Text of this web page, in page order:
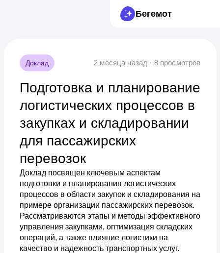
Бегемот
Доклад 2 месяца назад · 8 просмотров
Подготовка и планирование
логистических процессов в
закупках и складировании
для пассажирских
перевозок
Доклад посвящен ключевым аспектам
подготовки и планирования логистических
процессов в области закупок и складирования на
примере организации пассажирских перевозок.
Рассматриваются этапы и методы эффективного
управления закупками, оптимизация складских
операций, а также влияние логистики на
качество и надежность транспортных услуг.